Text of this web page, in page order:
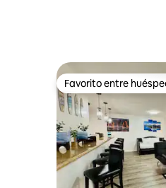
Favorito entre
Favorito entre